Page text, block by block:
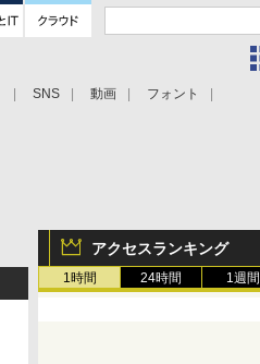
SNS 動画 フォント
アクセスランキング
1時間 24時間 1週間